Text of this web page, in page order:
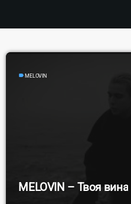
label MELOVIN
MELOVIN – Твоя вина